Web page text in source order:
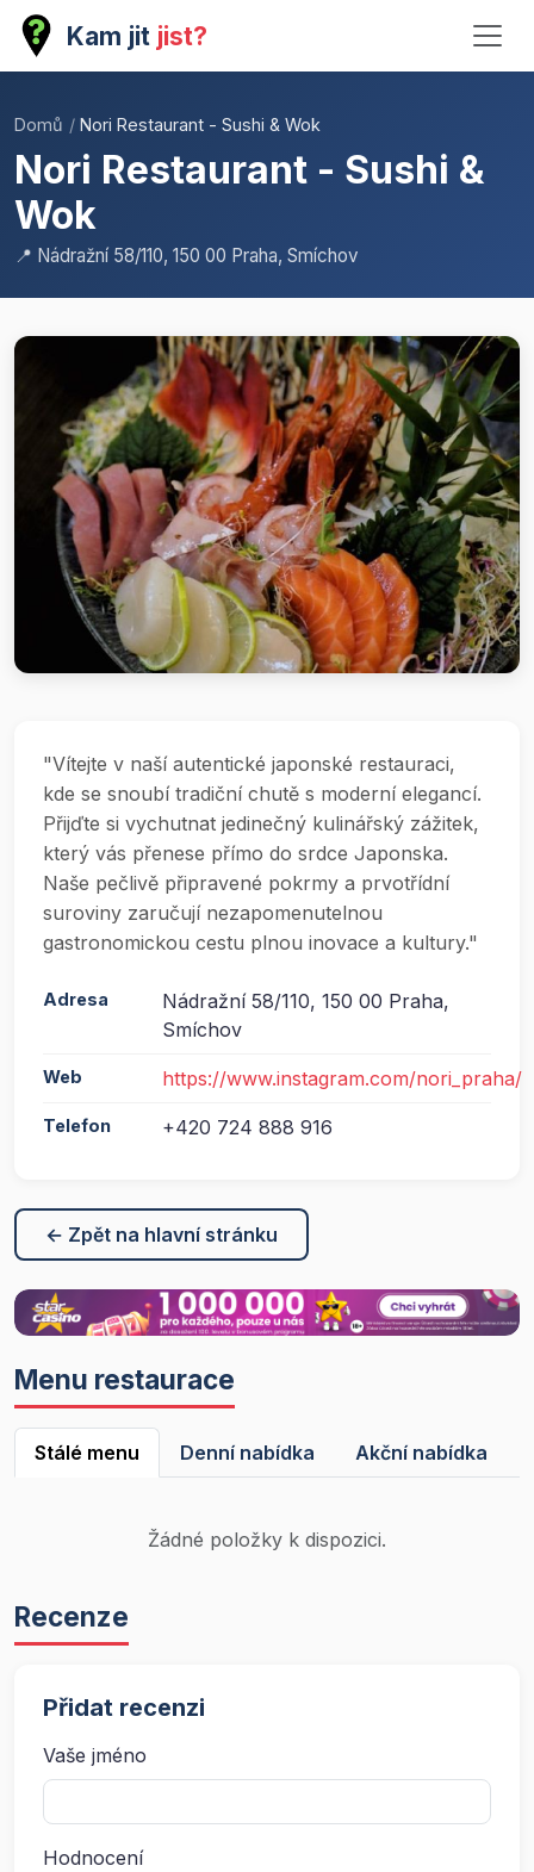
Kam jit jist?
Domů / Nori Restaurant - Sushi & Wok
Nori Restaurant - Sushi &
Wok
📍 Nádražní 58/110, 150 00 Praha, Smíchov
"Vítejte v naší autentické japonské restauraci,
kde se snoubí tradiční chutě s moderní elegancí.
Přijďte si vychutnat jedinečný kulinářský zážitek,
který vás přenese přímo do srdce Japonska.
Naše pečlivě připravené pokrmy a prvotřídní
suroviny zaručují nezapomenutelnou
gastronomickou cestu plnou inovace a kultury."
Adresa
Nádražní 58/110, 150 00 Praha,
Smíchov
Web https://www.instagram.com/nori_praha/
Telefon +420 724 888 916
← Zpět na hlavní stránku
Menu restaurace
Stálé menu Denní nabídka Akční nabídka
Žádné položky k dispozici.
Recenze
Přidat recenzi
Vaše jméno
Hodnocení